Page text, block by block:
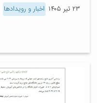
۲۳ تیر ۱۴۰۵ اخبار و رویدادها